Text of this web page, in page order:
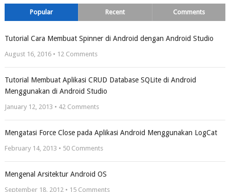
Popular Recent Comments
Tutorial Cara Membuat Spinner di Android dengan Android Studio
August 16, 2016 • 12Comments
Tutorial Membuat Aplikasi CRUD Database SQLite di Android
Menggunakan di Android Studio
January 12, 2013 • 42Comments
Mengatasi Force Close pada Aplikasi Android Menggunakan LogCat
February 14, 2013 • 50Comments
Mengenal Arsitektur Android OS
September 18, 2012 • 15Comments